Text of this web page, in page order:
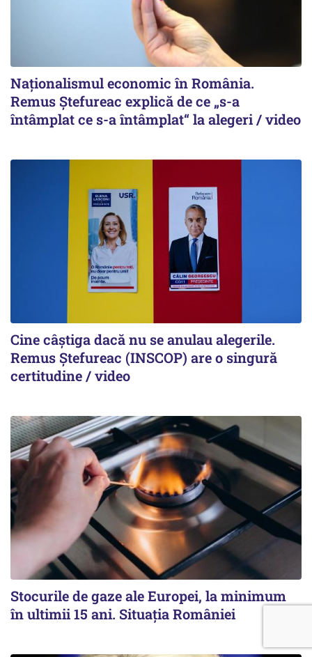
Naționalismul economic în România.
Remus Ștefureac explică de ce „s-a
întâmplat ce s-a întâmplat“ la alegeri / video
Cine câștiga dacă nu se anulau alegerile.
Remus Ștefureac (INSCOP) are o singură
certitudine / video
Stocurile de gaze ale Europei, la minimum
în ultimii 15 ani. Situația României